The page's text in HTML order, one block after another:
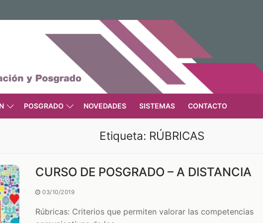
POSGRADO NOVEDADES SISTEMAS CONTACTO
Etiqueta: RÚBRICAS
CURSO DE POSGRADO – A DISTANCIA
03/10/2019
Rúbricas: Criterios que permiten valorar las competencias